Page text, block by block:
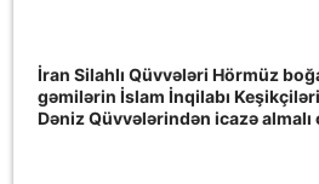
İran Silahlı Qüvvələri Hörmüz
gəmilərin İslam İnqilabı
Dəniz Qüvvələrindən icazə